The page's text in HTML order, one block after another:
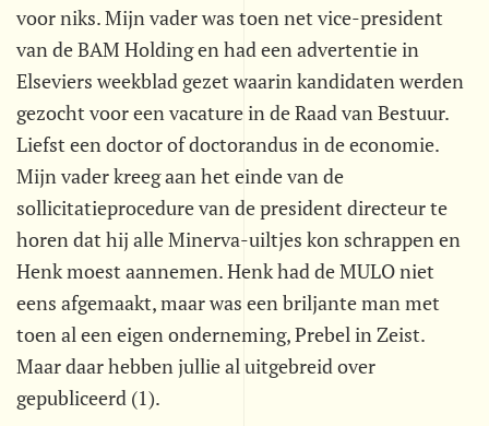
voor niks. Mijn vader was toen net vice-president
van de BAM Holding en had een advertentie in
Elseviers weekblad gezet waarin kandidaten werden
gezocht voor een vacature in de Raad van Bestuur.
Liefst een doctor of doctorandus in de economie.
Mijn vader kreeg aan het einde van de
sollicitatieprocedure van de president directeur te
horen dat hij alle Minerva-uiltjes kon schrappen en
Henk moest aannemen. Henk had de MULO niet
eens afgemaakt, maar was een briljante man met
toen al een eigen onderneming, Prebel in Zeist.
Maar daar hebben jullie al uitgebreid over
gepubliceerd (1).